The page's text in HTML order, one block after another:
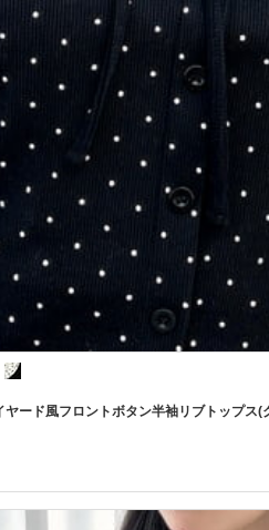
ヤード風フロントボタン半袖リブトップス(